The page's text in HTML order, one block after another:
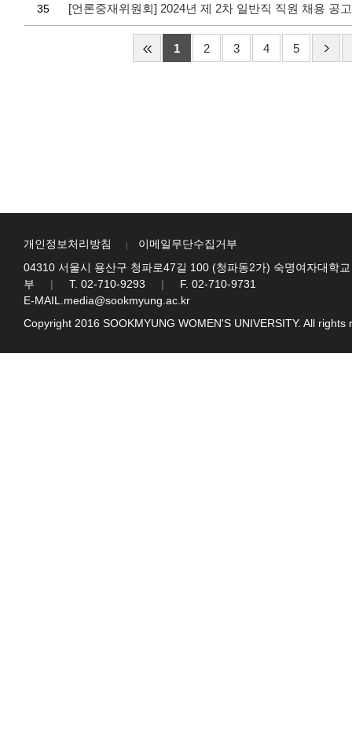
35 [언론중재위원회] 2024년 제 2차 일반직 직원 채용 공고
1 2 3 4 5
개인정보처리방침
이메일무단수집거부
04310 서울시 용산구 청파로47길 100 (청파동2가) 숙명여자대학
부
| T. 02-710-9293 |
F. 02-710-9731
E-MAIL.media@sookmyung.ac.kr
Copyright 2016 SOOKMYUNG WOMEN'S UNIVERSITY. All rights